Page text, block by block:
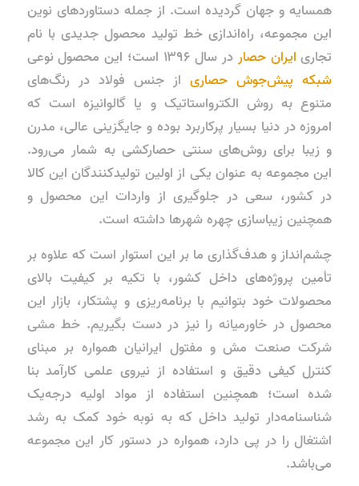
همسایه و جهان گردیده است. از جمله دستاوردهای نوین
این مجموعه، راه‌اندازی خط تولید محصول جدیدی با نام
تجاری ایران حصار در سال ۱۳۹۶ است؛ این محصول نوعی
شبکه پیش‌جوش حصاریاز جنس فولاد در رنگ‌های
متنوع به روش الکترواستاتیک و یا گالوانیزه است که
امروزه در دنیا بسیار پرکاربرد بوده و جایگزینی عالی، مدرن
و زیبا برای روش‌های سنتی حصارکشی به شمار می‌رود.
این مجموعه به عنوان یکی از اولین تولیدکنندگان این کالا
در کشور، سعی در جلوگیری از واردات این محصول و
همچنین زیباسازی چهره شهرها داشته است.
چشم‌انداز و هدف‌گذاری ما بر این استوار است که علاوه بر
تأمین پروژه‌های داخل کشور، با تکیه بر کیفیت بالای
محصولات خود بتوانیم با برنامه‌ریزی و پشتکار، بازار این
محصول در خاورمیانه را نیز در دست بگیریم. خط مشی
شرکت صنعت مش و مفتول ایرانیان همواره بر مبنای
کنترل کیفی دقیق و استفاده از نیروی علمی کارآمد بنا
شده است؛ همچنین استفاده از مواد اولیه درجه‌یک
شناسنامه‌دار تولید داخل که به نوبه خود کمک به رشد
اشتغال را در پی دارد، همواره در دستور کار این مجموعه
می‌باشد.